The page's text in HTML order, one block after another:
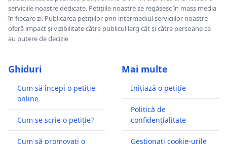
serviciile noastre dedicate. Petițiile noastre se regăsesc în mass media
în fiecare zi. Publicarea petițiilor prin intermediul serviciilor noastre
oferă impact și vizibilitate către publicul larg cât și către persoane ce
au putere de decizie
Ghiduri
Cum să începi o petiție
online
Cum se scrie o petiție?
Cum să promovați o
Mai multe
Inițiază o petiție
Politică de
confidențialitate
Gestionați cookie-urile